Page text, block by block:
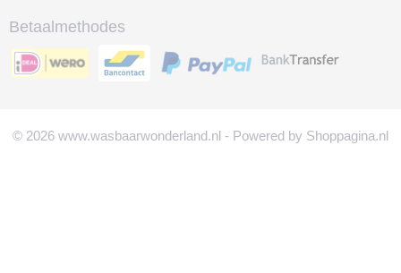
Betaalmethodes
© 2026 www.wasbaarwonderland.nl - Powered by Shoppagina.nl